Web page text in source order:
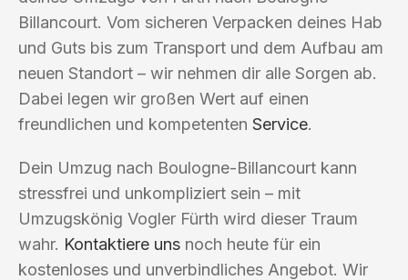
Billancourt. Vom sicheren Verpacken deines Hab
und Guts bis zum Transport und dem Aufbau am
neuen Standort – wir nehmen dir alle Sorgen ab.
Dabei legen wir großen Wert auf einen
freundlichen und kompetenten Service.
Dein Umzug nach Boulogne-Billancourt kann
stressfrei und unkompliziert sein – mit
Umzugskönig Vogler Fürth wird dieser Traum
wahr. Kontaktiere uns noch heute für ein
kostenloses und unverbindliches Angebot. Wir